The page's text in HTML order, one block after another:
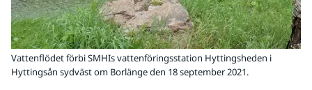
Vattenflödet förbi SMHIs vattenföringsstation Hyttingsheden i
Hyttingsån sydväst om Borlänge den 18 september 2021.